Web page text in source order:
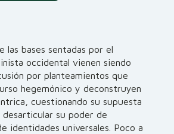
las bases sentadas por el
occidental vienen siendo
por planteamientos que
hegemónico y deconstruyen
cuestionando su supuesta
su poder de
identidades universales. Poco a